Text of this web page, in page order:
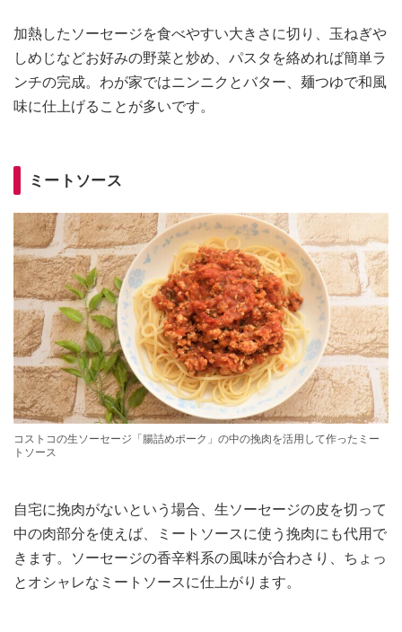
加熱したソーセージを食べやすい大きさに切り、玉ねぎや
しめじなどお好みの野菜と炒め、パスタを絡めれば簡単ラ
ンチの完成。わが家ではニンニクとバター、麺つゆで和風
味に仕上げることが多いです。
ミートソース
コストコの生ソーセージ「腸詰めポーク」の中の挽肉を活用して作ったミー
トソース
自宅に挽肉がないという場合、生ソーセージの皮を切って
中の肉部分を使えば、ミートソースに使う挽肉にも代用で
きます。ソーセージの香辛料系の風味が合わさり、ちょっ
とオシャレなミートソースに仕上がります。